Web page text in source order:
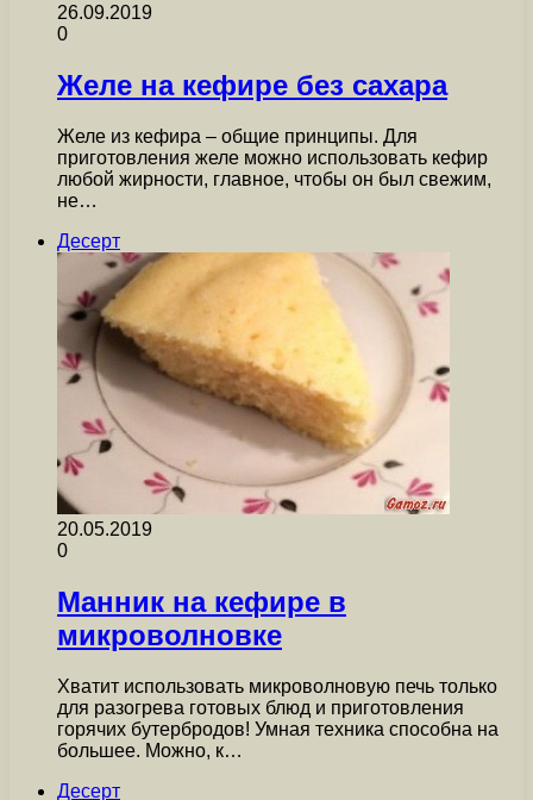
26.09.2019
0
Желе на кефире без сахара
Желе из кефира – общие принципы. Для
приготовления желе можно использовать кефир
любой жирности, главное, чтобы он был свежим,
не…
Десерт
20.05.2019
0
Манник на кефире в
микроволновке
Хватит использовать микроволновую печь только
для разогрева готовых блюд и приготовления
горячих бутербродов! Умная техника способна на
большее. Можно, к…
Десерт